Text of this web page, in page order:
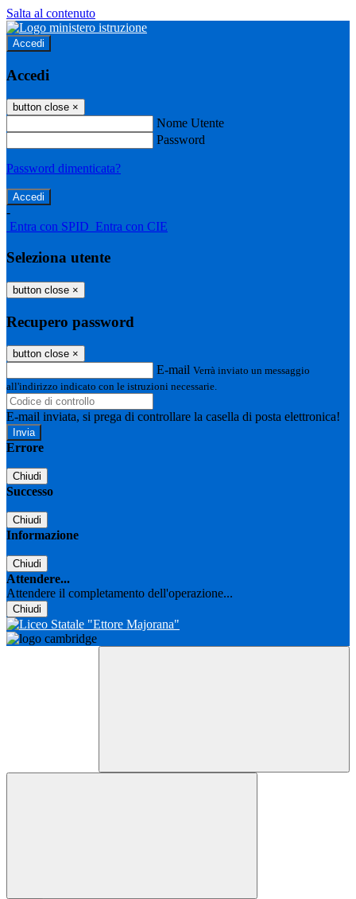
Salta al contenuto
Accedi
Accedi
button close ×
Nome Utente
Password
Password dimenticata?
-
Entra con SPID Entra con CIE
Seleziona utente
button close ×
Recupero password
button close ×
E-mail Verrà inviato un messaggio
all'indirizzo indicato con le istruzioni necessarie.
E-mail inviata, si prega di controllare la casella di posta elettronica!
Errore
Chiudi
Successo
Chiudi
Informazione
Chiudi
Attendere...
Attendere il completamento dell'operazione...
Chiudi